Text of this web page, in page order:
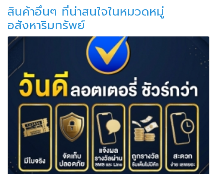
สินค้าอื่นๆ ที่น่าสนใจในหมวดหมู่
อสังหาริมทรัพย์